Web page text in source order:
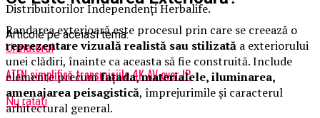
Distribuitorilor Independenți Herbalife.
Articole pe aceiasi tema:
Urmatorul
ATEN simplifică transmisiile 4K AV over IP
Nu ratati
Randarea exterioară este procesul prin care se creează o
reprezentare vizuală realistă sau stilizată a exteriorului
unei clădiri, înainte ca aceasta să fie construită. Include
elemente precumfațada, materialele, iluminarea,
amenajarea peisagistică, împrejurimile și caracterul
arhitectural general.